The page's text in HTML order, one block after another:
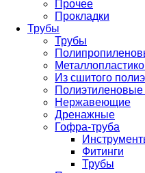
Прочее
Прокладки
Трубы
Трубы
Из сшитого
Нержавеющие
Дренажные
Гофра-труба
Фитинги
Трубы